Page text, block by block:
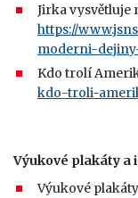
Jirka vysvětluje
https://
moderni-
Kdo trolí
kdo-troli-
Výukové plakáty
Výukové